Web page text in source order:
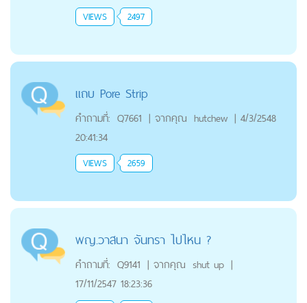
VIEWS 2497
แถบ Pore Strip
คำถามที่: Q7661 | จากคุณ hutchew | 4/3/2548
20:41:34
VIEWS 2659
พญ.วาสนา จันทรา ไปไหน ?
คำถามที่: Q9141 | จากคุณ shut up |
17/11/2547 18:23:36